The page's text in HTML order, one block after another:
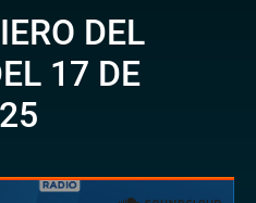
DEL
17 DE